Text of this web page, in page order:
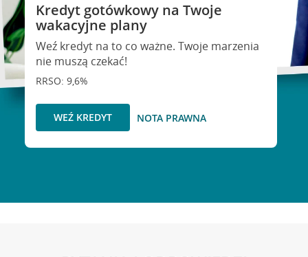
Kredyt gotówkowy na Twoje
wakacyjne plany
Weź kredyt na to co ważne. Twoje marzenia
nie muszą czekać!
RRSO: 9,6%
WEŹ KREDYT NOTA PRAWNA